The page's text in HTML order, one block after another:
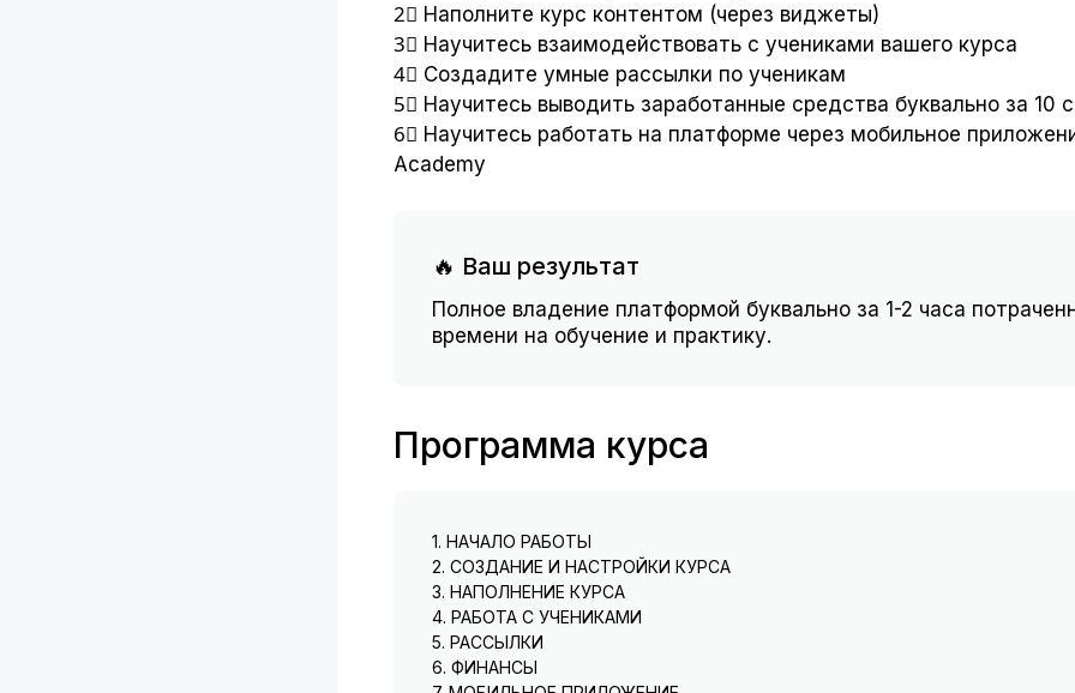
2⃣ Наполните курс контентом (через виджеты)
3⃣ Научитесь взаимодействовать с учениками вашего курса
4⃣ Создадите умные рассылки по ученикам
5⃣ Научитесь выводить заработанные средства буквально за 10
6⃣ Научитесь работать на платформе через мобильное
Academy
🔥 Ваш результат
Полное владение платформой буквально за 1-2 часа
времени на обучение и практику.
Программа курса
1. НАЧАЛО РАБОТЫ
Регистрация в платформе
Обзор профиля
2. СОЗДАНИЕ И НАСТРОЙКИ КУРСА
Добавление курса
3. НАПОЛНЕНИЕ КУРСА
Наполнение урока. Начало работы с виджетами.
4. РАБОТА С УЧЕНИКАМИ
Проверка домашних заданий и прогресс ученика
5. РАССЫЛКИ
6. ФИНАНСЫ